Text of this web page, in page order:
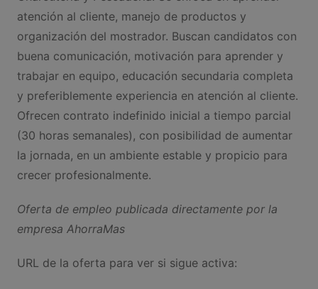
atención al cliente, manejo de productos y
organización del mostrador. Buscan candidatos con
buena comunicación, motivación para aprender y
trabajar en equipo, educación secundaria completa
y preferiblemente experiencia en atención al cliente.
Ofrecen contrato indefinido inicial a tiempo parcial
(30 horas semanales), con posibilidad de aumentar
la jornada, en un ambiente estable y propicio para
crecer profesionalmente.
Oferta de empleo publicada directamente por la
empresa AhorraMas
URL de la oferta para ver si sigue activa: